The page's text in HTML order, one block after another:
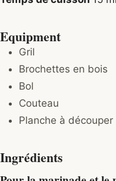
Equipment
Gril
Brochettes en bois
Bol
Couteau
Planche à découper
Ingrédients